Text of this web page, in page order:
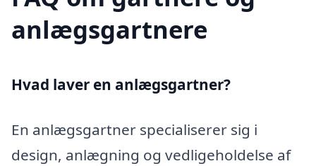
anlægsgartnere
Hvad laver en anlægsgartner?
En anlægsgartner specialiserer sig i
design, anlægning og vedligeholdelse af